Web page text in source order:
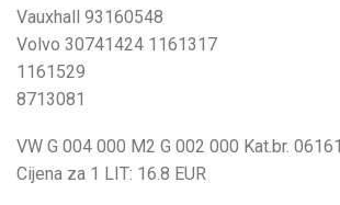
Vauxhall 93160548
Volvo 30741424 1161317
1161529
8713081
VW G 004 000 M2 G 002 000 Kat.br. 06161
Cijena za 1 LIT: 16.8 EUR